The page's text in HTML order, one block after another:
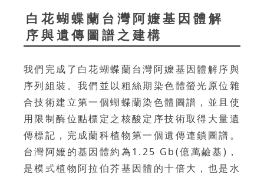
白花蝴蝶蘭台灣阿嬤基因體解
序與遺傳圖譜之建構
我們完成了白花蝴蝶蘭台灣阿嬤基因體解序與
序列組裝。我們並以粗絲期染色體螢光原位雜
合技術建立第一個蝴蝶蘭染色體圖譜，並且使
用限制酶位點標定之核酸定序技術取得大量遺
傳標記，完成蘭科植物第一個遺傳連鎖圖譜。
台灣阿嬤的基因體約為1.25 Gb(億萬鹼基)，
是模式植物阿拉伯芥基因體的十倍大，也是水